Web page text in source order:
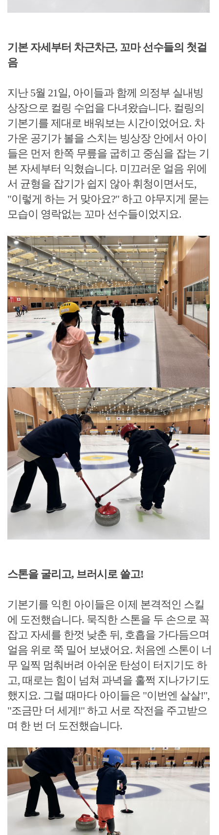
기본 자세부터 차근차근, 꼬마 선수들의 첫걸
음
지난 5월 21일, 아이들과 함께 의정부 실내빙
상장으로 컬링 수업을 다녀왔습니다. 컬링의
기본기를 제대로 배워보는 시간이었어요. 차
가운 공기가 볼을 스치는 빙상장 안에서 아이
들은 먼저 한쪽 무릎을 굽히고 중심을 잡는 기
본 자세부터 익혔습니다. 미끄러운 얼음 위에
서 균형을 잡기가 쉽지 않아 휘청이면서도,
"이렇게 하는 거 맞아요?" 하고 야무지게 묻는
모습이 영락없는 꼬마 선수들이었지요.
스톤을 굴리고, 브러시로 쓸고!
기본기를 익힌 아이들은 이제 본격적인 스킬
에 도전했습니다. 묵직한 스톤을 두 손으로 꼭
잡고 자세를 한껏 낮춘 뒤, 호흡을 가다듬으며
얼음 위로 쭉 밀어 보냈어요. 처음엔 스톤이 너
무 일찍 멈춰버려 아쉬운 탄성이 터지기도 하
고, 때로는 힘이 넘쳐 과녁을 훌쩍 지나가기도
했지요. 그럴 때마다 아이들은 "이번엔 살살!",
"조금만 더 세게!" 하고 서로 작전을 주고받으
며 한 번 더 도전했습니다.